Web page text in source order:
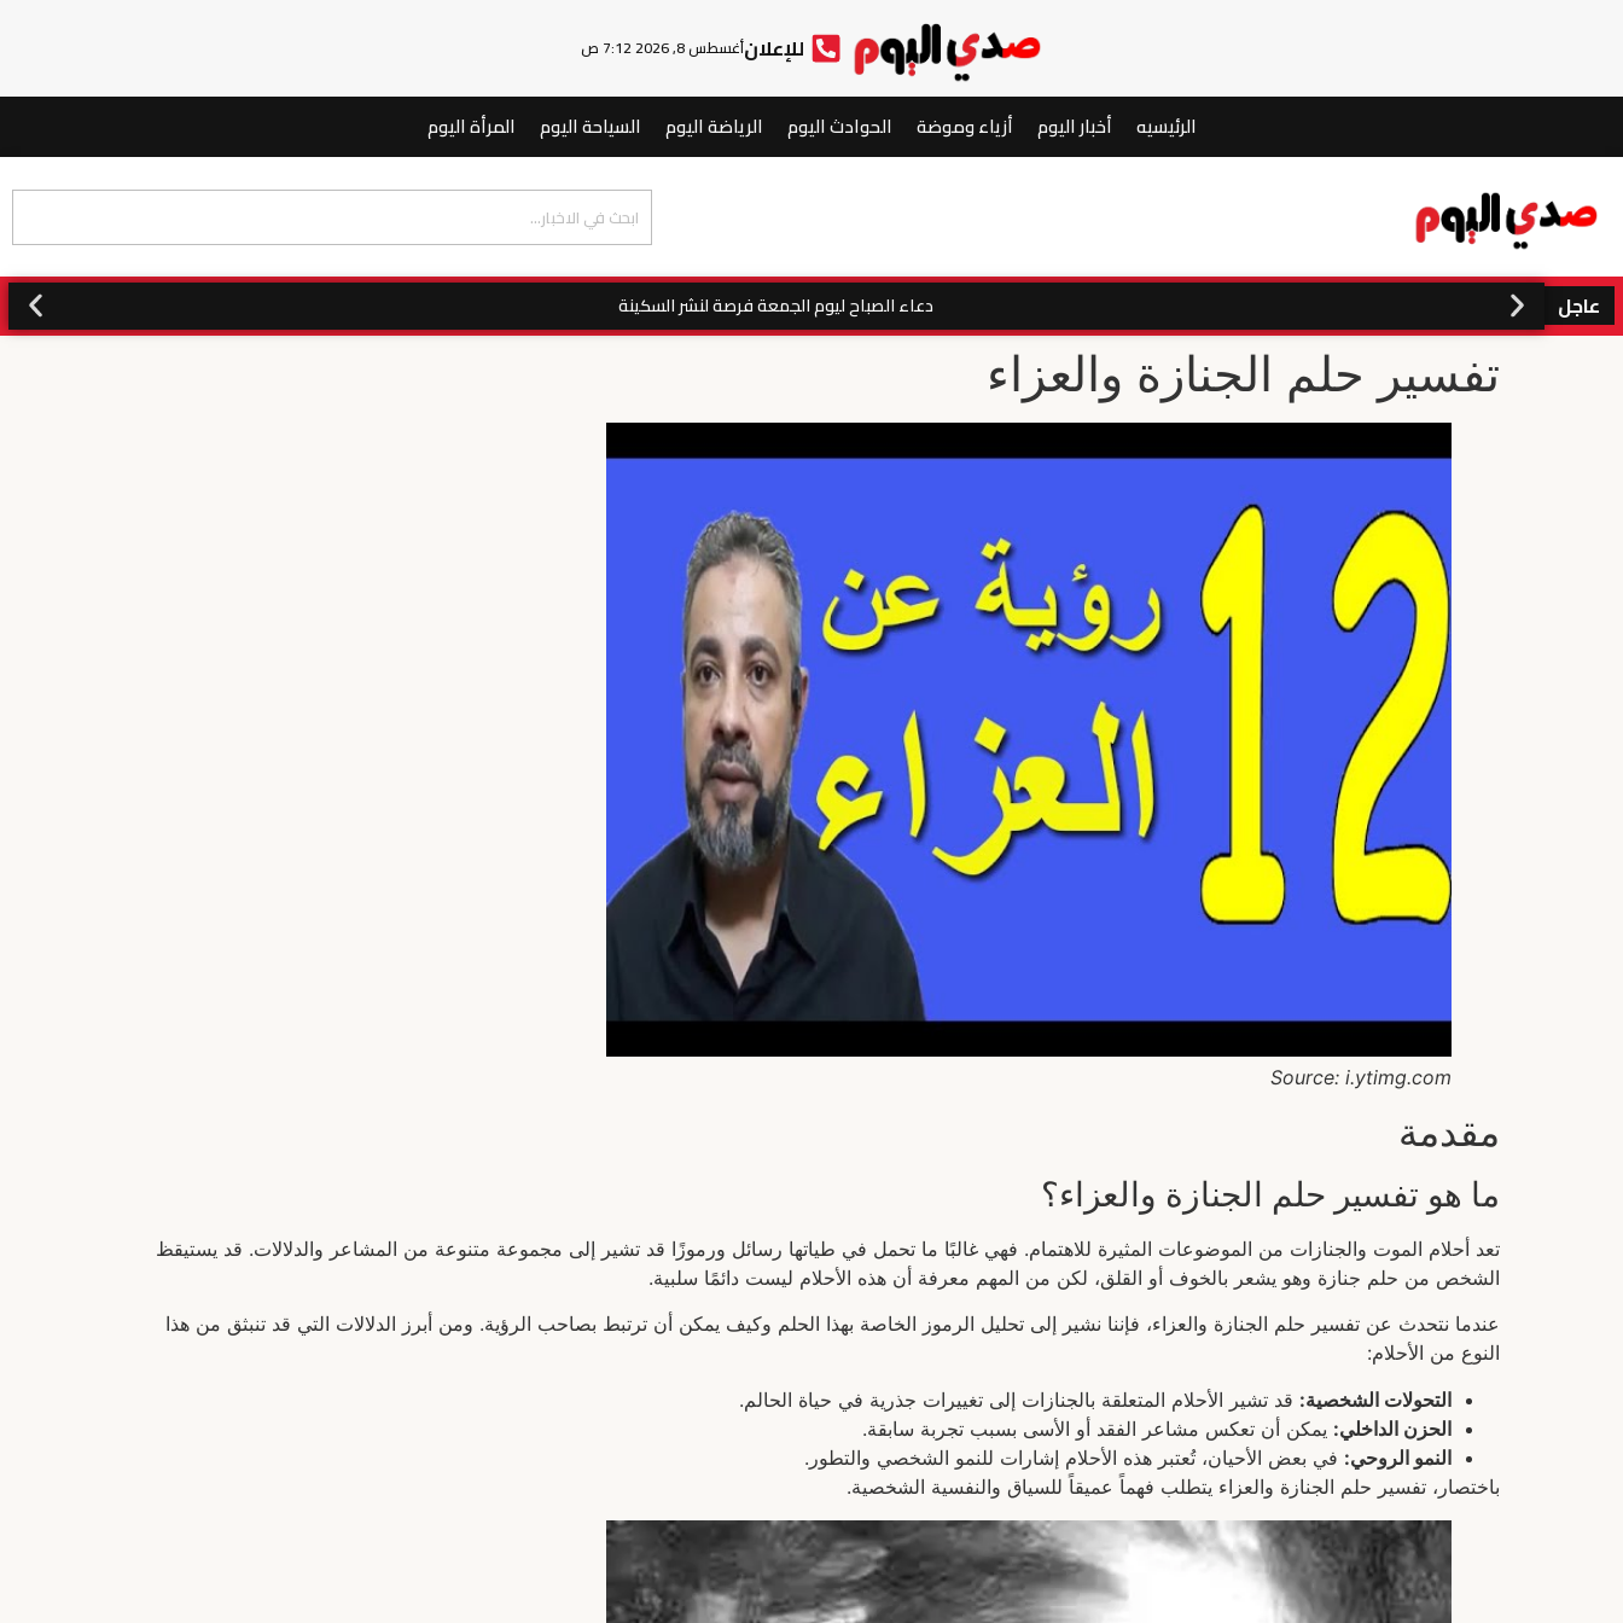
للإعلانأغسطس 8, 2026 7:12 ص
الرئيسيه أخبار اليوم أزياء وموضة الحوادث اليوم الرياضة اليوم السياحة اليوم المرأة اليوم
عاجل دعاء الصباح ليوم الجمعة فرصة لنشر السكينة
تفسير حلم الجنازة والعزاء
Source: i.ytimg.com
مقدمة
ما هو تفسير حلم الجنازة والعزاء؟
تعد أحلام الموت والجنازات من الموضوعات المثيرة للاهتمام. فهي غالبًا ما تحمل في طياتها رسائل ورموزًا قد تشير إلى مجموعة متنوعة من المشاعر والدلالات. قد يستيقظ
الشخص من حلم جنازة وهو يشعر بالخوف أو القلق، لكن من المهم معرفة أن هذه الأحلام ليست دائمًا سلبية.
عندما نتحدث عن تفسير حلم الجنازة والعزاء، فإننا نشير إلى تحليل الرموز الخاصة بهذا الحلم وكيف يمكن أن ترتبط بصاحب الرؤية. ومن أبرز الدلالات التي قد تنبثق من هذا
النوع من الأحلام:
التحولات الشخصية: قد تشير الأحلام المتعلقة بالجنازات إلى تغييرات جذرية في حياة الحالم.
الحزن الداخلي: يمكن أن تعكس مشاعر الفقد أو الأسى بسبب تجربة سابقة.
النمو الروحي: في بعض الأحيان، تُعتبر هذه الأحلام إشارات للنمو الشخصي والتطور.
باختصار، تفسير حلم الجنازة والعزاء يتطلب فهماً عميقاً للسياق والنفسية الشخصية.